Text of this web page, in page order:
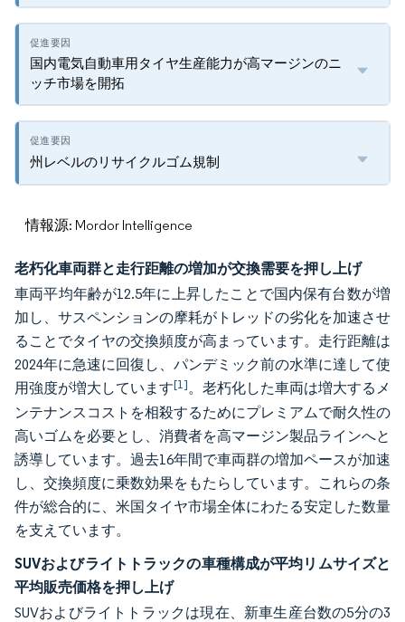
国内電気自動車用タイヤ生産能力が高マージンのニ
ッチ市場を開拓
州レベルのリサイクルゴム規制
情報源: Mordor Intelligence
老朽化車両群と走行距離の増加が交換需要を押し上げ
車両平均年齢が12.5年に上昇したことで国内保有台数が増
加し、サスペンションの摩耗がトレッドの劣化を加速させ
ることでタイヤの交換頻度が高まっています。走行距離は
2024年に急速に回復し、パンデミック前の水準に達して使
用強度が増大しています[1]。老朽化した車両は増大するメ
ンテナンスコストを相殺するためにプレミアムで耐久性の
高いゴムを必要とし、消費者を高マージン製品ラインへと
誘導しています。過去16年間で車両群の増加ペースが加速
し、交換頻度に乗数効果をもたらしています。これらの条
件が総合的に、米国タイヤ市場全体にわたる安定した数量
を支えています。
SUVおよびライトトラックの車種構成が平均リムサイズと
平均販売価格を押し上げ
SUVおよびライトトラックは現在、新車生産台数の5分の3